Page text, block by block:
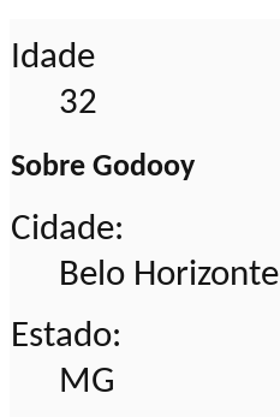
Idade
32
Sobre Godooy
Cidade:
Belo Horizonte
Estado:
MG